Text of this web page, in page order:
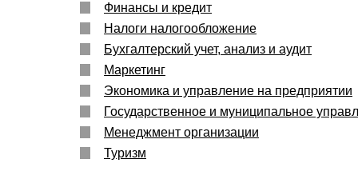
Финансы и кредит
Налоги налогообложение
Бухгалтерский учет, анализ и аудит
Маркетинг
Экономика и управление на предприятии
Государственное и муниципальное
Менеджмент организации
Туризм